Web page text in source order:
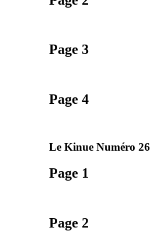
Page 3
Page 4
Le Kinue Numéro 26
Page 1
Page 2